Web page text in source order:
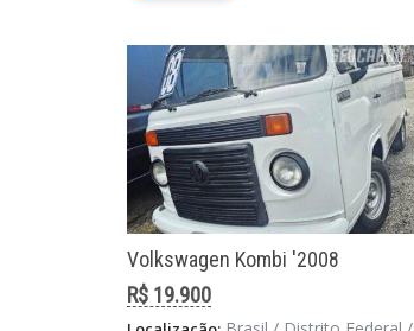
Volkswagen Kombi '2008
R$ 19.900